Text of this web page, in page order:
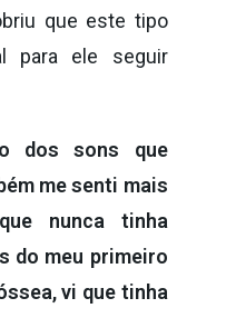
que este tipo
para ele seguir
dos sons que
me senti mais
nunca tinha
do meu primeiro
vi que tinha